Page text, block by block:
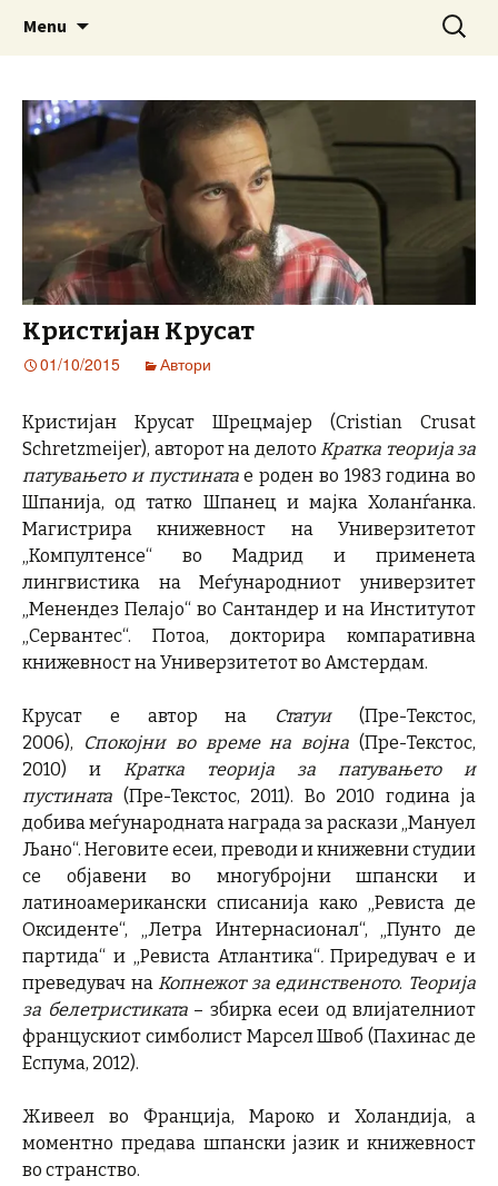
ПРОШЕТКА НИЗ ЕВРОПА
www.prosetkanizevropa.mk
Menu
content
Search
for:
Кристијан Крусат
01/10/2015 Автори
Кристијан Крусат Шрецмајер (Cristian Crusat
Schretzmeijer), авторот на делото Кратка теорија за
патувањето и пустинатае роден во 1983 година во
Шпанија, од татко Шпанец и мајка Холанѓанка.
Магистрира книжевност на Универзитетот
„Компултенсе“ во Мадрид и применета
лингвистика на Меѓународниот универзитет
„Менендез Пелајо“ во Сантандер и на Институтот
„Сервантес“. Потоа, докторира компаративна
книжевност на Универзитетот во Амстердам.
Крусат е автор на Статуи
(Пре-Текстос,
2006),
Спокојни во време на војна (Пре-Текстос,
2010) и
Кратка теорија за патувањето и
пустината (Пре-Текстос, 2011). Во 2010 година ја
добива меѓународната награда за раскази „Мануел
Љано“. Неговите есеи, преводи и книжевни студии
се објавени во многубројни шпански и
латиноамерикански списанија како „Ревиста де
Оксиденте“, „Летра Интернасионал“, „Пунто де
партида“ и „Ревиста Атлантика“.Приредувач е и
преведувач на Копнежот за единственото. Теорија
за белетристиката – збирка есеи од влијателниот
францускиот симболист Марсел Швоб (Пахинас де
Еспума, 2012).
Живеел во Франција, Мароко и Холандија, а
моментно предава шпански јазик и книжевност
во странство.